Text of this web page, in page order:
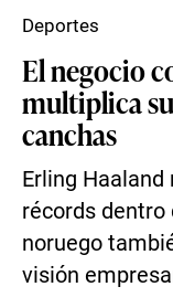
El negocio
multiplica
canchas
Erling
récords dentro
noruego
visión
Deportes